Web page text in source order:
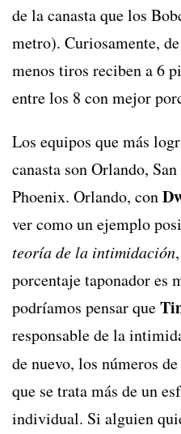
de la canasta que los
metro). Curiosamente,
menos tiros reciben a 6
entre los 8 con mejor
Los equipos que más
canasta son Orlando,
Phoenix. Orlando, con
ver como un ejemplo
teoría de la intimidación
porcentaje taponador es
podríamos pensar que
responsable de la
de nuevo, los números de
que se trata más de un
individual. Si alguien